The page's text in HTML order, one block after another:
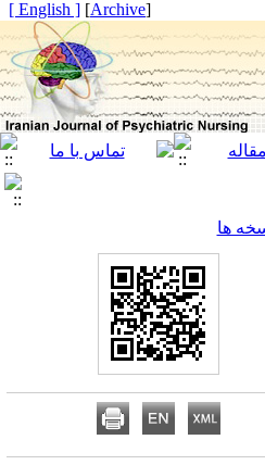
[
Archive
]
[ English ]
ها